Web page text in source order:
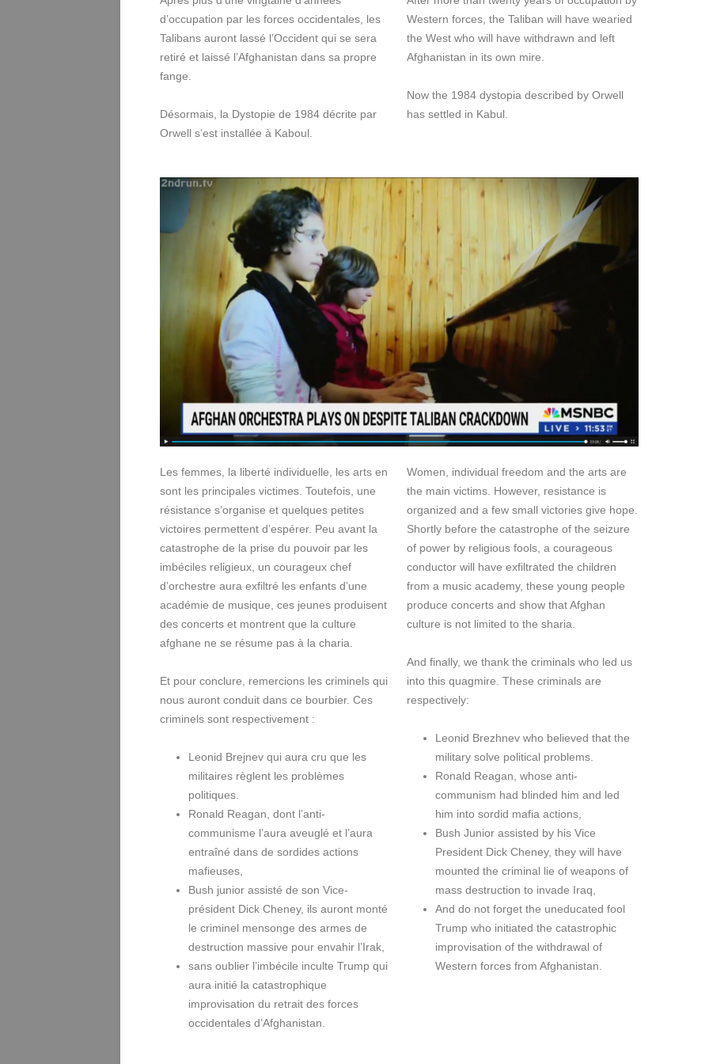
d’occupation par les forces occidentales, les
Talibans auront lassé l’Occident qui se sera
retiré et laissé l’Afghanistan dans sa propre
fange.
Désormais, la Dystopie de 1984 décrite par
Orwell s’est installée à Kaboul.
Western forces, the Taliban will have wearied
the West who will have withdrawn and left
Afghanistan in its own mire.
Now the 1984 dystopia described by Orwell
has settled in Kabul.
Les femmes, la liberté individuelle, les arts en
sont les principales victimes. Toutefois, une
résistance s’organise et quelques petites
victoires permettent d’espérer. Peu avant la
catastrophe de la prise du pouvoir par les
imbéciles religieux, un courageux chef
d’orchestre aura exfiltré les enfants d’une
académie de musique, ces jeunes produisent
des concerts et montrent que la culture
afghane ne se résume pas à la charia.
Et pour conclure, remercions les criminels qui
nous auront conduit dans ce bourbier. Ces
criminels sont respectivement :
Leonid Brejnev qui aura cru que les
militaires règlent les problèmes
politiques.
Ronald Reagan, dont l’anti-
communisme l’aura aveuglé et l’aura
entraîné dans de sordides actions
mafieuses,
Bush junior assisté de son Vice-
président Dick Cheney, ils auront monté
le criminel mensonge des armes de
destruction massive pour envahir l’Irak,
sans oublier l’imbécile inculte Trump qui
aura initié la catastrophique
improvisation du retrait des forces
occidentales d’Afghanistan.
Women, individual freedom and the arts are
the main victims. However, resistance is
organized and a few small victories give hope.
Shortly before the catastrophe of the seizure
of power by religious fools, a courageous
conductor will have exfiltrated the children
from a music academy, these young people
produce concerts and show that Afghan
culture is not limited to the sharia.
And finally, we thank the criminals who led us
into this quagmire. These criminals are
respectively:
Leonid Brezhnev who believed that the
military solve political problems.
Ronald Reagan, whose anti-
communism had blinded him and led
him into sordid mafia actions,
Bush Junior assisted by his Vice
President Dick Cheney, they will have
mounted the criminal lie of weapons of
mass destruction to invade Iraq,
And do not forget the uneducated fool
Trump who initiated the catastrophic
improvisation of the withdrawal of
Western forces from Afghanistan.